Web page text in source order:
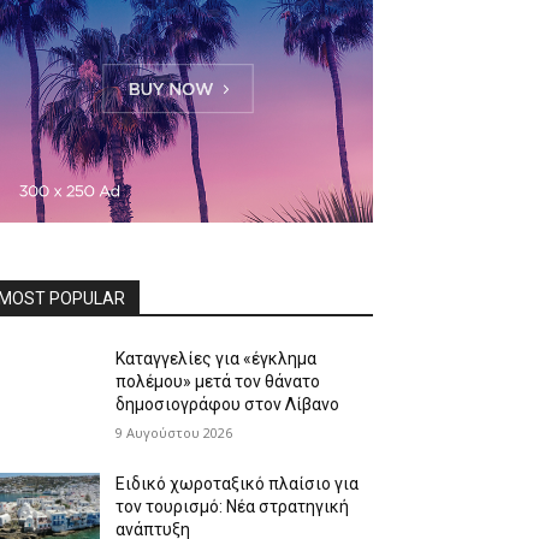
POPULAR
Καταγγελίες για «έγκλημα
πολέμου» μετά τον θάνατο
δημοσιογράφου στον Λίβανο
9 Αυγούστου 2026
Ειδικό χωροταξικό πλαίσιο για
τον τουρισμό: Νέα στρατηγική
ανάπτυξη